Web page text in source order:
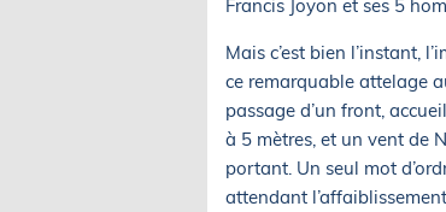
Francis Joyon et ses 5
Mais c’est bien l’instant,
ce remarquable attelage
passage d’un front,
à 5 mètres, et un vent de
portant. Un seul mot
attendant